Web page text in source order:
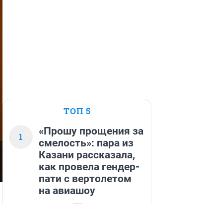
ТОП 5
1
«Прошу прощения за
смелость»: пара из
Казани рассказала,
как провела гендер-
пати с вертолетом
на авиашоу